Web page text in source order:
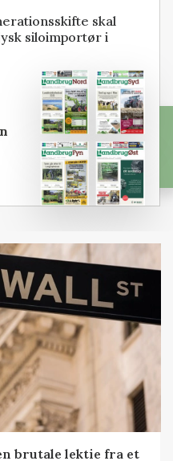
skal
siloimportør i
brutale lektie fra et